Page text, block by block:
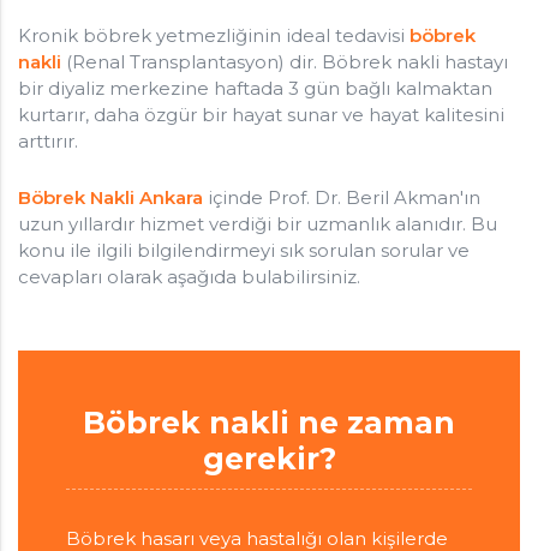
Kronik böbrek yetmezliğinin ideal tedavisi böbrek
nakli (Renal Transplantasyon) dir. Böbrek nakli hastayı
bir diyaliz merkezine haftada 3 gün bağlı kalmaktan
kurtarır, daha özgür bir hayat sunar ve hayat kalitesini
arttırır.
Böbrek Nakli Ankara içinde Prof. Dr. Beril Akman'ın
uzun yıllardır hizmet verdiği bir uzmanlık alanıdır. Bu
konu ile ilgili bilgilendirmeyi sık sorulan sorular ve
cevapları olarak aşağıda bulabilirsiniz.
Böbrek nakli ne zaman
gerekir?
Böbrek hasarı veya hastalığı olan kişilerde